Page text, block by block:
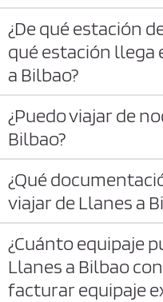
¿De qué estación
qué estación llega
a Bilbao?
¿Puedo viajar de
Bilbao?
¿Qué
viajar de Llanes a
¿Cuánto equipaje
Llanes a Bilbao
facturar equipaje